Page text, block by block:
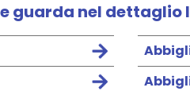
guarda nel